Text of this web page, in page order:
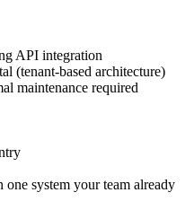
API integration
(tenant-based architecture)
maintenance required
system your team already